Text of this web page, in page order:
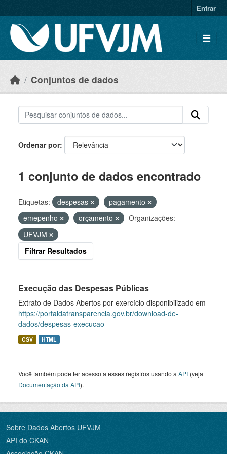
Entrar
Conjuntos de dados
Ordenar por
1 conjunto de dados encontrado
Etiquetas: despesas
pagamento
emepenho
orçamento
Organizações:
UFVJM
Filtrar Resultados
Execução das Despesas Públicas
Extrato de Dados Abertos por exercício disponibilizado em
https://portaldatransparencia.gov.br/download-de-
dados/despesas-execucao
CSV HTML
Você também pode ter acesso a esses registros usando a API (veja
Documentação da API).
Sobre Dados Abertos UFVJM
API do CKAN